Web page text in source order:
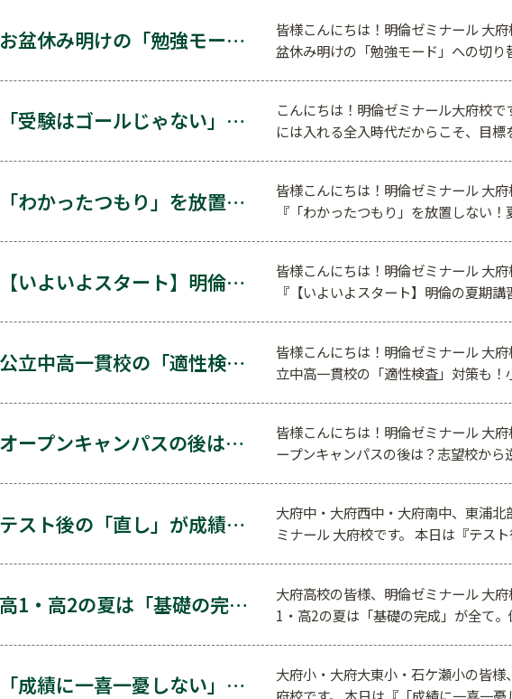
お盆休み明けの「勉強モード」への切り替え術。5分間…
皆様こんにちは！明倫ゼミナール 大
盆休み明けの「勉強モード」への切
「受験はゴールじゃない」世界へ羽ばたいた先輩から学…
こんにちは！明倫ゼミナール大府校で
には入れる全入時代だからこそ、目
「わかったつもり」を放置しない！夏の定着度チェック…
皆様こんにちは！明倫ゼミナール 大府
『「わかったつもり」を放置しない
【いよいよスタート】明倫の夏期講習会。涼しい自習室…
皆様こんにちは！明倫ゼミナール 大府
『【いよいよスタート】明倫の夏期
公立中高一貫校の「適性検査」対策も！小5・小6の夏…
皆様こんにちは！明倫ゼミナール 大
立中高一貫校の「適性検査」対策も
オープンキャンパスの後は？志望校から逆算する夏の学…
皆様こんにちは！明倫ゼミナール 大
ープンキャンパスの後は？志望校か
テスト後の「直し」が成績アップの特効薬になる理由
大府中・大府西中・大府南中、東浦北
ミナール 大府校です。 本日は『テス
高1・高2の夏は「基礎の完成」が全て。偏差値を上げ…
大府高校の皆様、明倫ゼミナール 大
1・高2の夏は「基礎の完成」が全て
「成績に一喜一憂しない」が合格への近道！中学受験を…
大府小・大府大東小・石ケ瀬小の皆様